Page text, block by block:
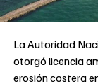
La Autoridad
otorgó licencia
erosión costera